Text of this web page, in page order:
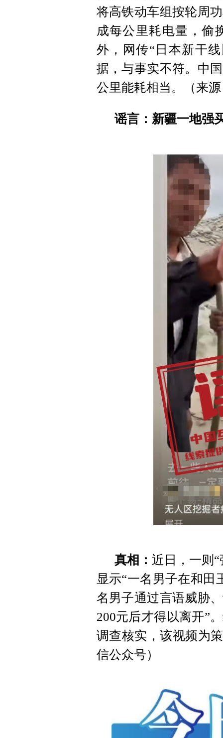
将高铁动车组按轮周
成每公里耗电量，偷
外，网传“日本新干
据，与事实不符。中
公里能耗相当。（来
谣言：新疆一地强
真相： 近日，一则
显示“一名男子在和田
名男子通过言语威胁
200元后才得以离开”
调查核实，该视频为
信公众号）